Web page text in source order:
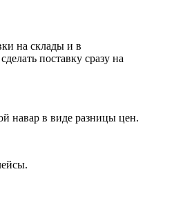
на склады и в
поставку сразу на
навар в виде разницы цен.